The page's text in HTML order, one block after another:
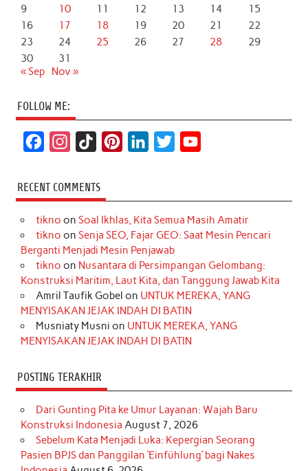
9
10 11 12 13 14
15
16
17 18 19 20 21
22
23
24 25 26 27 28
29
30
31
« Sep
Nov »
FOLLOW ME:
c
e
b
o
k
s
t
a
r
a
m
k
T
o
k
t
e
r
e
s
t
k
e
d
I
n
t
t
r
T
u
e
RECENT COMMENTS
tikno on Soal Ikhlas, Kita Semua Masih Amatir
tikno on Senja SEO, Fajar GEO: Saat Mesin Pencari
Berganti Menjadi Mesin Penjawab
tikno on Nusantara di Persimpangan Gelombang:
Konstruksi Maritim, Laut Kita, dan Tanggung Jawab Kita
Amril Taufik Gobel on UNTUK MEREKA, YANG
MENYISAKAN JEJAK INDAH DI BATIN
Musniaty Musni on UNTUK MEREKA, YANG
MENYISAKAN JEJAK INDAH DI BATIN
POSTING TERAKHIR
Dari Gunting Pita ke Umur Layanan: Wajah Baru
Konstruksi Indonesia August 7, 2026
Sebelum Kata Menjadi Luka: Kepergian Seorang
Pasien BPJS dan Panggilan ‘Einfühlung’ bagi Nakes